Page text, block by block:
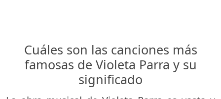
Cuáles son las canciones más
famosas de Violeta Parra y su
significado